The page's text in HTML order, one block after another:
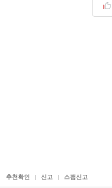
추천확인 신고 스팸신고